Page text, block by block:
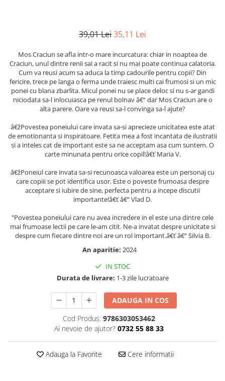
Sanatate
Diete
Gastronomik
Masaj
Medicina & Farmacie
Medicina Pentru Toti
Sport
Starea de bine
Terapii Alternative
AudioBook
Beletristica
Biografii, Memorii, Jurnale
Crime, Thriller, Mistery
Literatura Romana
Literatura Universala
39,01 Lei35,11 Lei
Mos Craciun se afla intr-o mare incurcatura: chiar in noaptea de
Craciun, unul dintre renii sai a racit si nu mai poate continua calatoria.
Cum va reusi acum sa aduca la timp cadourile pentru copii? Din
fericire, trece pe langa o ferma unde traiesc multi cai frumosi si un mic
ponei cu blana zbarlita. Micul ponei nu se place deloc si nu s-ar gandi
niciodata sa-l inlocuiasca pe renul bolnav â€“ dar Mos Craciun are o
alta parere. Oare va reusi sa-l convinga sa-l ajute?
â€žPovestea poneiului care invata sa-si aprecieze unicitatea este atat
de emotionanta si inspiratoare. Fetita mea a fost incantata de ilustratii
si a inteles cat de important este sa ne acceptam asa cum suntem. O
carte minunata pentru orice copil!â€ť Maria V.
â€žPoneiul care invata sa-si recunoasca valoarea este un personaj cu
care copiii se pot identifica usor. Este o poveste frumoasa despre
acceptare si iubire de sine, perfecta pentru a incepe discutii
importante!â€ť â€“ Vlad D.
"Povestea poneiului care nu avea incredere in el este una dintre cele
mai frumoase lectii pe care le-am citit. Ne-a invatat despre unicitate si
despre cum fiecare dintre noi are un rol important.â€ť â€“ Silvia B.
An aparitie: 2024
IN STOC
Durata de livrare: 1-3 zile lucratoare
ADAUGA IN COS
Cod Produs: 9786303053462
Ai nevoie de ajutor? 0732 55 88 33
Adauga la Favorite Cere informatii